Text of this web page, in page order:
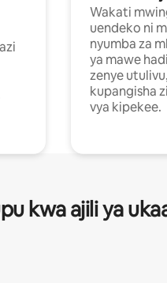
Wakati
uendeko ni
nyumba za
ya mawe
zenye
kupangisha
vya kipekee.
kwa ajili ya